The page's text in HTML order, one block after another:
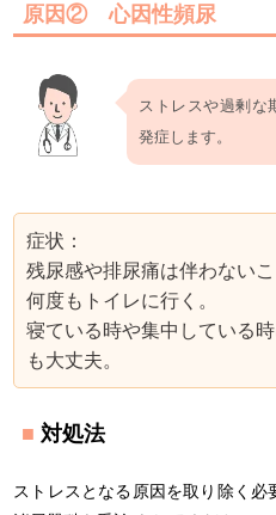
原因② 心因性頻尿
ストレスや過剰な
発症します。
症状：
残尿感や排尿痛は伴わないこ
何度もトイレに行く。
寝ている時や集中している
も大丈夫。
対処法
ストレスとなる原因を取り除く